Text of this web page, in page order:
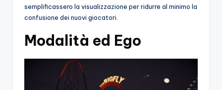
semplificassero la visualizzazione per ridurre al minimo la
confusione dei nuovi giocatori.
Modalità ed Ego